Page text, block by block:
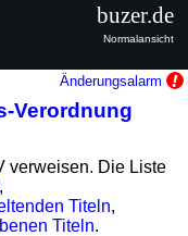
Änderungsalarm
Verordnung
verweisen. Die Liste
,
Titeln,
Titeln.
buzer.de
Normalansicht